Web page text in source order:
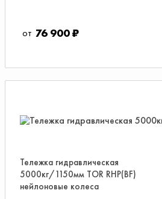
76 900 ₽
Тележка гидравлическая
5000кг/1150мм TOR RHP(BF)
нейлоновые колеса